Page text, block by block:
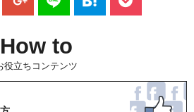
How to
役立ちコンテンツ